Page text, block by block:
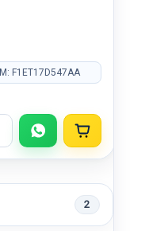
F1ET17D547AA
2